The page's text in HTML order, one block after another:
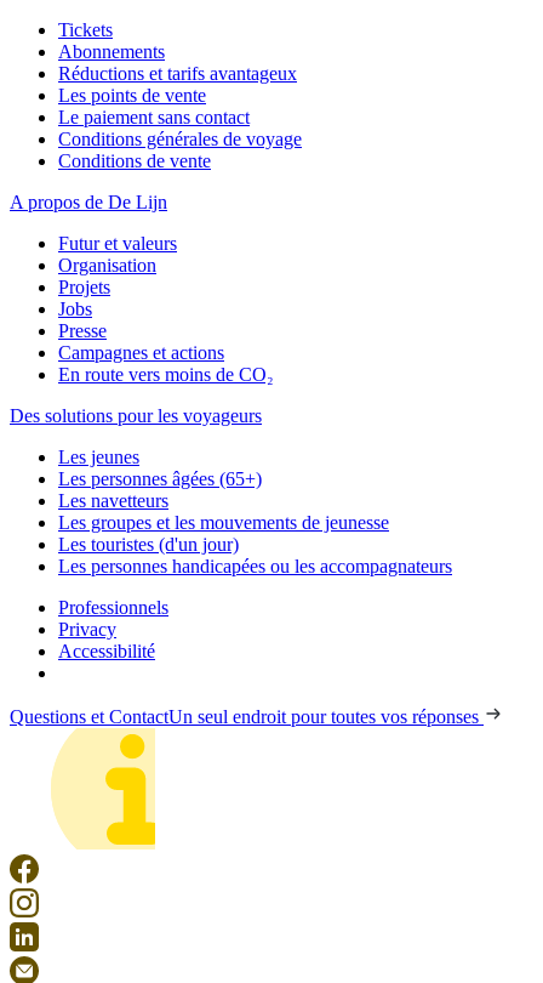
Tickets
Abonnements
Réductions et tarifs avantageux
Les points de vente
Le paiement sans contact
Conditions générales de voyage
Conditions de vente
A propos de De Lijn
Futur et valeurs
Organisation
Projets
Jobs
Presse
Campagnes et actions
En route vers moins de CO₂
Des solutions pour les voyageurs
Les jeunes
Les personnes âgées (65+)
Les navetteurs
Les groupes et les mouvements de jeunesse
Les touristes (d'un jour)
Les personnes handicapées ou les accompagnateurs
Professionnels
Privacy
Accessibilité
Questions et ContactUn seul endroit pour toutes vos réponses